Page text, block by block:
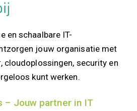
en schaalbare IT-
jouw organisatie met
cloudoplossingen, security en
kunt werken.
– Jouw partner in IT